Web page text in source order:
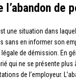
l’abandon de
une situation dans
sans en informer son
de démission. En
qui ne se présente plus
de l’employeur.